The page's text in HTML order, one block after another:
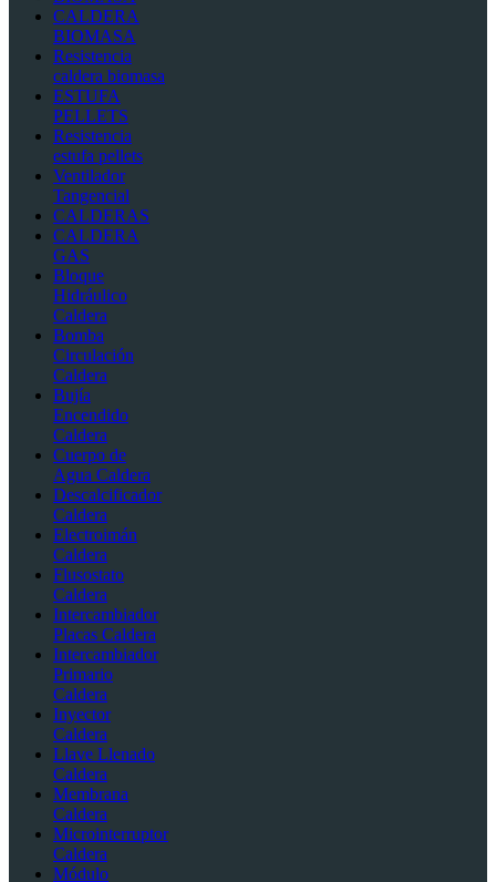
CALDERA
BIOMASA
Resistencia
caldera biomasa
ESTUFA
PELLETS
Resistencia
estufa pellets
Ventilador
Tangencial
CALDERAS
CALDERA
GAS
Bloque
Hidráulico
Caldera
Bomba
Circulación
Caldera
Bujía
Encendido
Caldera
Cuerpo de
Agua Caldera
Descalcificador
Caldera
Electroimán
Caldera
Flusostato
Caldera
Intercambiador
Placas Caldera
Intercambiador
Primario
Caldera
Inyector
Caldera
Llave Llenado
Caldera
Membrana
Caldera
Microinterruptor
Caldera
Módulo